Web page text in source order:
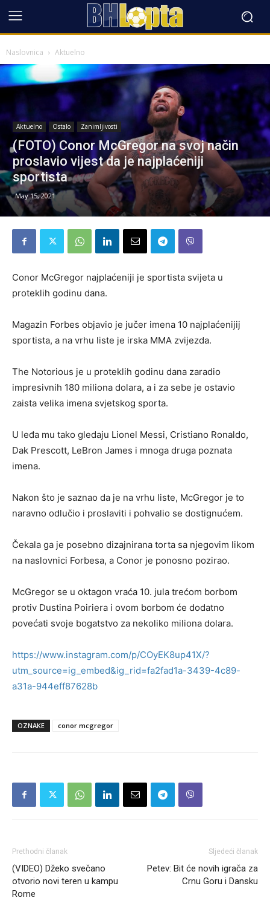
Naslovnica Aktuelno
Aktuelno Ostalo Zanimljivosti
(FOTO) Conor McGregor na svoj način
proslavio vijest da je najplaćeniji
sportista
May 15, 2021
Conor McGregor najplaćeniji je sportista svijeta u
proteklih godinu dana.
Magazin Forbes objavio je jučer imena 10 najplaćenijij
sportista, a na vrhu liste je irska MMA zvijezda.
The Notorious je u proteklih godinu dana zaradio
impresivnih 180 miliona dolara, a i za sebe je ostavio
zaista velika imena svjetskog sporta.
U leđa mu tako gledaju Lionel Messi, Cristiano Ronaldo,
Dak Prescott, LeBron James i mnoga druga poznata
imena.
Nakon što je saznao da je na vrhu liste, McGregor je to
naravno odlučio i proslaviti i pohvalio se dostignućem.
Čekala ga je posebno dizajnirana torta sa njegovim likom
na naslovnici Forbesa, a Conor je ponosno pozirao.
McGregor se u oktagon vraća 10. jula trećom borbom
protiv Dustina Poiriera i ovom borbom će dodatno
povećati svoje bogatstvo za nekoliko miliona dolara.
https://www.instagram.com/p/COyEK8up41X/?
utm_source=ig_embed&ig_rid=fa2fad1a-3439-4c89-
a31a-944eff87628b
OZNAKE conor mcgregor
Prethodni članak
(VIDEO) Džeko svečano
otvorio novi teren u kampu
Rome
Sljedeći članak
Petev: Bit će novih igrača za
Crnu Goru i Dansku